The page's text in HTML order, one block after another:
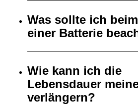
Was sollte ich
einer Batterie
Wie kann ich die
Lebensdauer
verlängern?